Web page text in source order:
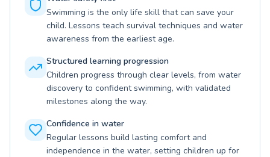
Swimming is the only life skill that can save your
child. Lessons teach survival techniques and water
awareness from the earliest age.
Structured learning progression
Children progress through clear levels, from water
discovery to confident swimming, with validated
milestones along the way.
Confidence in water
Regular lessons build lasting comfort and
independence in the water, setting children up for